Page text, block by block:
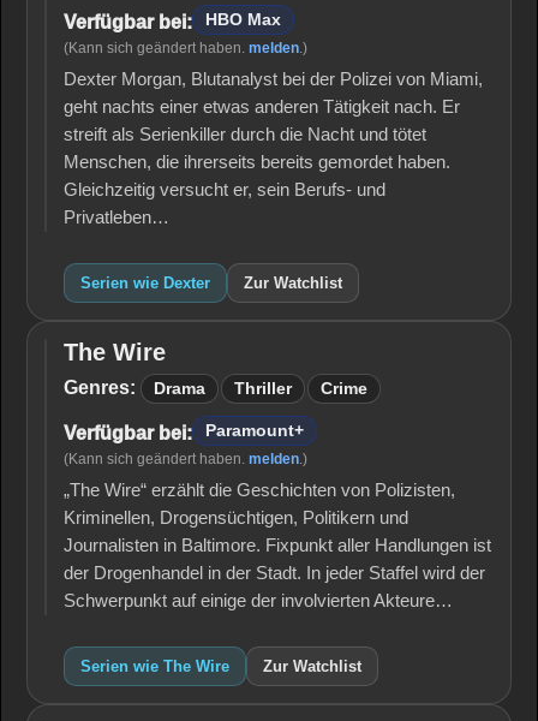
Verfügbar bei: HBO Max
(Kann sich geändert haben. melden.)
Dexter Morgan, Blutanalyst bei der Polizei von Miami,
geht nachts einer etwas anderen Tätigkeit nach. Er
streift als Serienkiller durch die Nacht und tötet
Menschen, die ihrerseits bereits gemordet haben.
Gleichzeitig versucht er, sein Berufs- und
Privatleben…
Serien wie Dexter Zur Watchlist
The
Wire
The Wire
Genres: Drama Thriller Crime
Verfügbar bei: Paramount+
(Kann sich geändert haben. melden.)
„The Wire“ erzählt die Geschichten von Polizisten,
Kriminellen, Drogensüchtigen, Politikern und
Journalisten in Baltimore. Fixpunkt aller Handlungen ist
der Drogenhandel in der Stadt. In jeder Staffel wird der
Schwerpunkt auf einige der involvierten Akteure…
Serien wie The Wire Zur Watchlist